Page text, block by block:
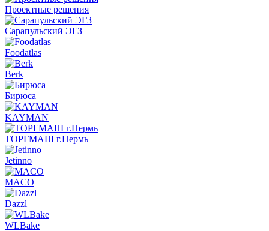
Проектные решения
Сарапульский ЭГЗ
Foodatlas
Berk
Бирюса
KAYMAN
ТОРГМАШ г.Пермь
Jetinno
MACO
Dazzl
WLBake